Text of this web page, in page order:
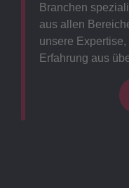
Branchen
aus allen
unsere
Erfahrung aus